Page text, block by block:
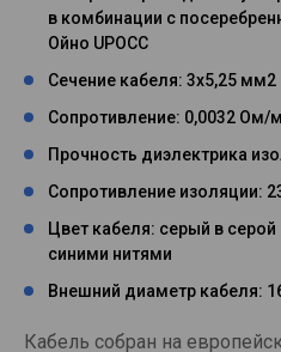
в комбинации с
Ойно UPOCC
Сечение кабеля: 3х5,25 мм2
Сопротивление: 0,0032 Ом/м
Прочность диэлектрика
Сопротивление изоляции:
Цвет кабеля: серый в
синими нитями
Внешний диаметр кабеля:
Кабель собран на